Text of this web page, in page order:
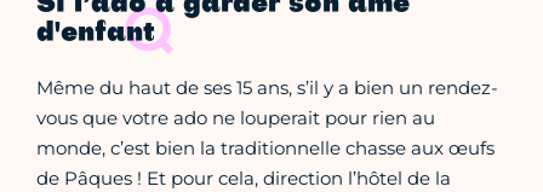
d'enfant
Même du haut de ses 15 ans, s’il y a bien un rendez-
vous que votre ado ne louperait pour rien au
monde, c’est bien la traditionnelle chasse aux œufs
de Pâques ! Et pour cela, direction l’hôtel de la